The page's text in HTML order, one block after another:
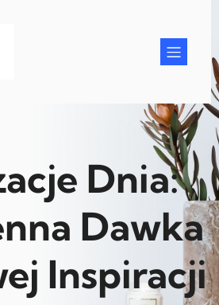
Dnia:
Dawka
Inspiracji